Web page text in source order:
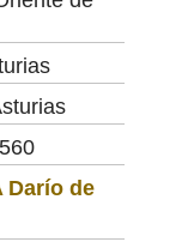
Darío de